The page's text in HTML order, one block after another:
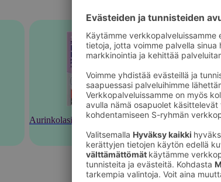
Aurinkolasit, silmälasit ja tarvikkeet